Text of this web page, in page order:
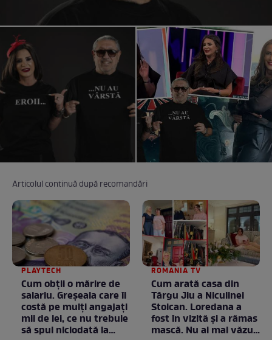
Articolul continuă după recomandări
PLAYTECH
Cum obții o mărire de
salariu. Greșeala care îi
costă pe mulți angajați
mii de lei, ce nu trebuie
să spui niciodată la
ROMANIA TV
Cum arată casa din
Târgu Jiu a Niculinei
Stoican. Loredana a
fost în vizită și a rămas
mască. Nu ai mai văzut